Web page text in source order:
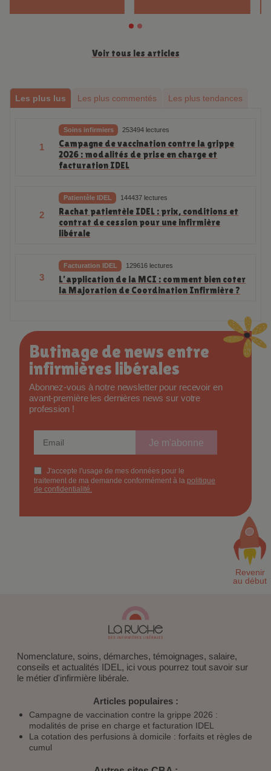
Voir tous les articles
Les plus lus Les plus commentés Les plus tendances
1
Soins infirmiers 253494 lectures
Campagne de vaccination contre la grippe
2026 : modalités de prise en charge et
facturation IDEL
2
Patientèle IDEL 144437 lectures
Rachat patientèle IDEL : prix, conditions et
contrat de cession pour une infirmière
libérale
3
Facturation IDEL 129616 lectures
L’application de la MCI : comment bien coter
la Majoration de Coordination Infirmière ?
Butinage de news entre
infirmières libérales
Abonnez-vous à notre newsletter pour recevoir en
avant-première les dernières news sur votre
profession !
Nomenclature, soins, démarches, témoignages, salaire,
conseils et actualités IDEL, ici vous pourrez tout savoir sur
le métier d'infirmière libérale.
Articles populaires :
Campagne de vaccination contre la grippe 2026 :
modalités de prise en charge et facturation IDEL
La cotation des perfusions à domicile : forfaits et règles de
cumul